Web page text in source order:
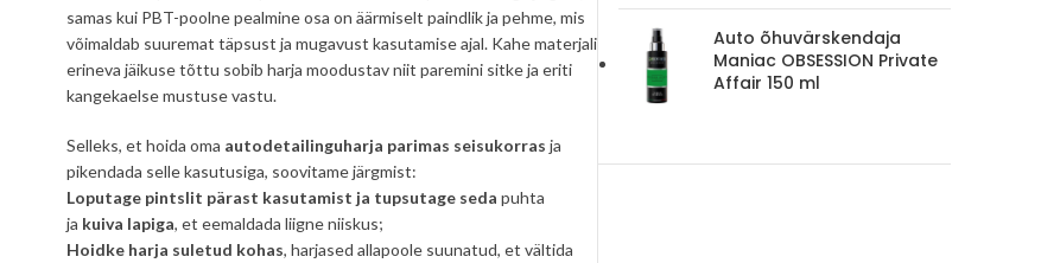
samas kui PBT-poolne pealmine osa on äärmiselt paindlik ja pehme, mis
võimaldab suuremat täpsust ja mugavust kasutamise ajal. Kahe materjali
erineva jäikuse tõttu sobib harja moodustav niit paremini sitke ja eriti
kangekaelse mustuse vastu.
Selleks, et hoida oma autodetailinguharja parimas seisukorras ja
pikendada selle kasutusiga, soovitame järgmist:
Loputage pintslit pärast kasutamist ja tupsutage seda puhta
ja kuiva lapiga, et eemaldada liigne niiskus;
Hoidke harja suletud kohas, harjased allapoole suunatud, et vältida
Auto õhuvärskendaja
Maniac OBSESSION Private
Affair 150 ml